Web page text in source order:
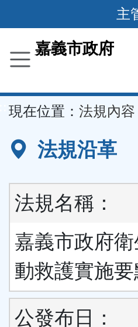
內
容
主
嘉義市政府
現在位置： 法規內容
法規沿革
法規名稱：
嘉義市政府
動救護實施要
公發布日：